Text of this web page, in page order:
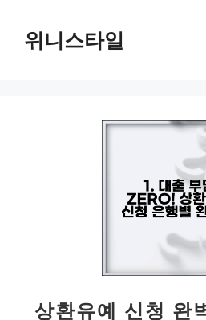
위니스타일
상환유예 신청 완